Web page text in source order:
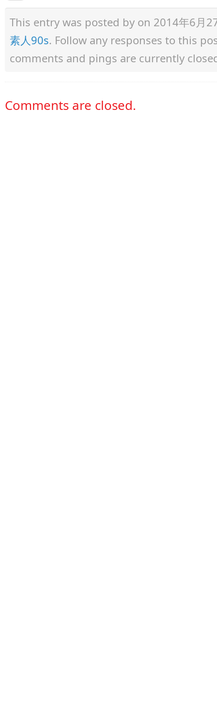
This entry was posted by on 2014年6月
素人90s. Follow any responses to this
comments and pings are currently
Comments are closed.